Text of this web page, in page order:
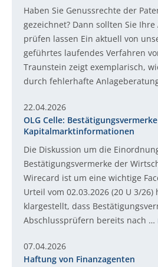
Haben Sie Genussrechte der
gezeichnet? Dann sollten Sie
prüfen lassen Ein aktuell von
geführtes laufendes Verfahren
Traunstein zeigt exemplarisch,
durch fehlerhafte
22.04.2026
OLG Celle:
Kapitalmarktinformationen
Die Diskussion um die
Bestätigungsvermerke der
Wirecard ist um eine wichtige
Urteil vom 02.03.2026 (20 U 3/26)
klargestellt, dass
Abschlussprüfern bereits nach …
07.04.2026
Haftung von Finanzagenten